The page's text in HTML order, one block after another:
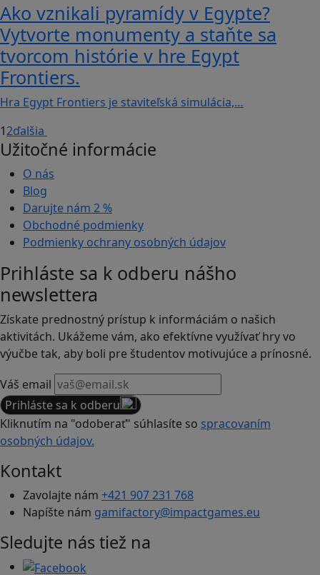
Ako vznikali pyramídy v Egypte?
Vytvorte monumenty a staňte sa
tvorcom histórie v hre Egypt
Frontiers.
Hra Egypt Frontiers je staviteľská simulácia,…
12ďalšia
Užitočné informácie
O nás
Blog
Darujte nám 2 %
Obchodné podmienky
Podmienky ochrany osobných údajov
Prihláste sa k odberu nášho
newslettera
Získate prednostný prístup k informáciám o našich
aktivitách. Ukážeme vám, ako efektívne využívať hry vo
výučbe tak, aby boli pre študentov motivujúce a prínosné.
Váš email
Prihláste sa k odberu
Kliknutím na "odoberať" súhlasíte so spracovaním
osobných údajov.
Kontakt
Zavolajte nám +421 907 231 768
Napíšte nám gamifactory@impactgames.eu
Sledujte nás tiež na